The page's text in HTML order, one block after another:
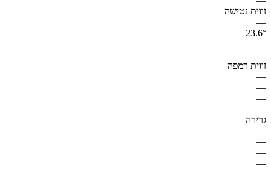
זווית נטישה
—
23.6°
—
—
זווית רמפה
—
—
—
—
גרירה
—
—
—
—